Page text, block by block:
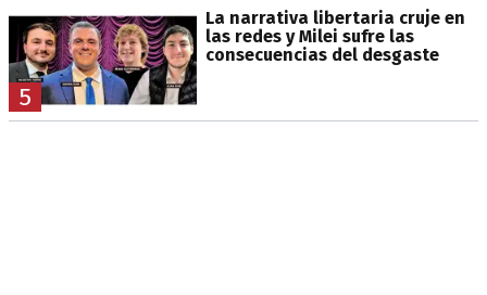
5
La narrativa libertaria cruje en
las redes y Milei sufre las
consecuencias del desgaste